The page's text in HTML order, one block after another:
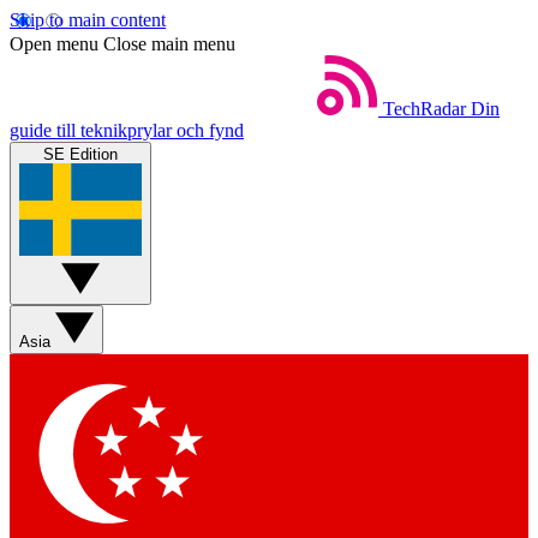
Skip to main content
Open menu Close main menu
TechRadar Din
guide till teknikprylar och fynd
SE Edition
Asia